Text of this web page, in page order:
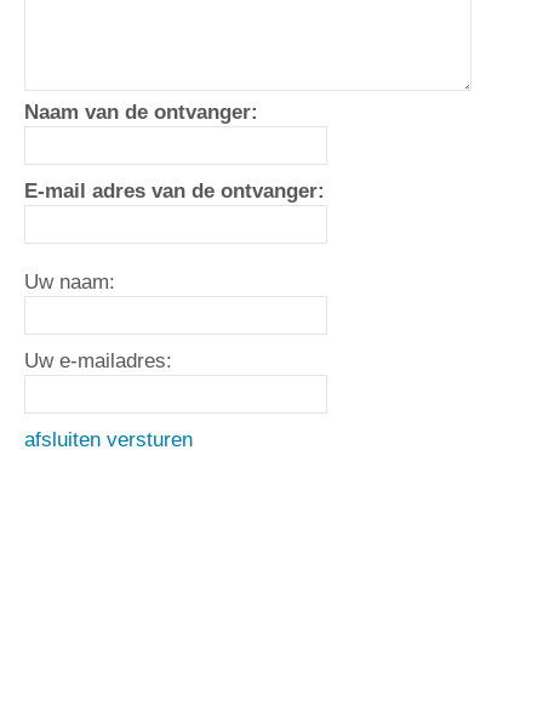
Naam van de ontvanger:
E-mail adres van de ontvanger:
Uw naam:
Uw e-mailadres:
afsluiten versturen